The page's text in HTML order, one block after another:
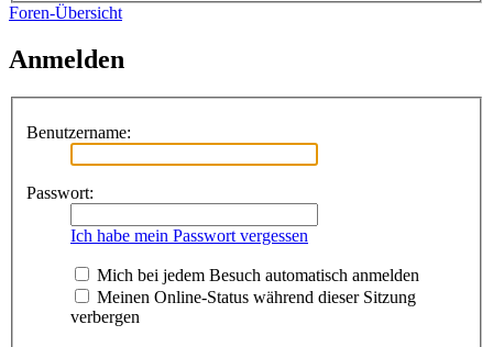
Foren-Übersicht
Anmelden
Benutzername:
Passwort:
Ich habe mein Passwort vergessen
Mich bei jedem Besuch automatisch anmelden
Meinen Online-Status während dieser Sitzung
verbergen